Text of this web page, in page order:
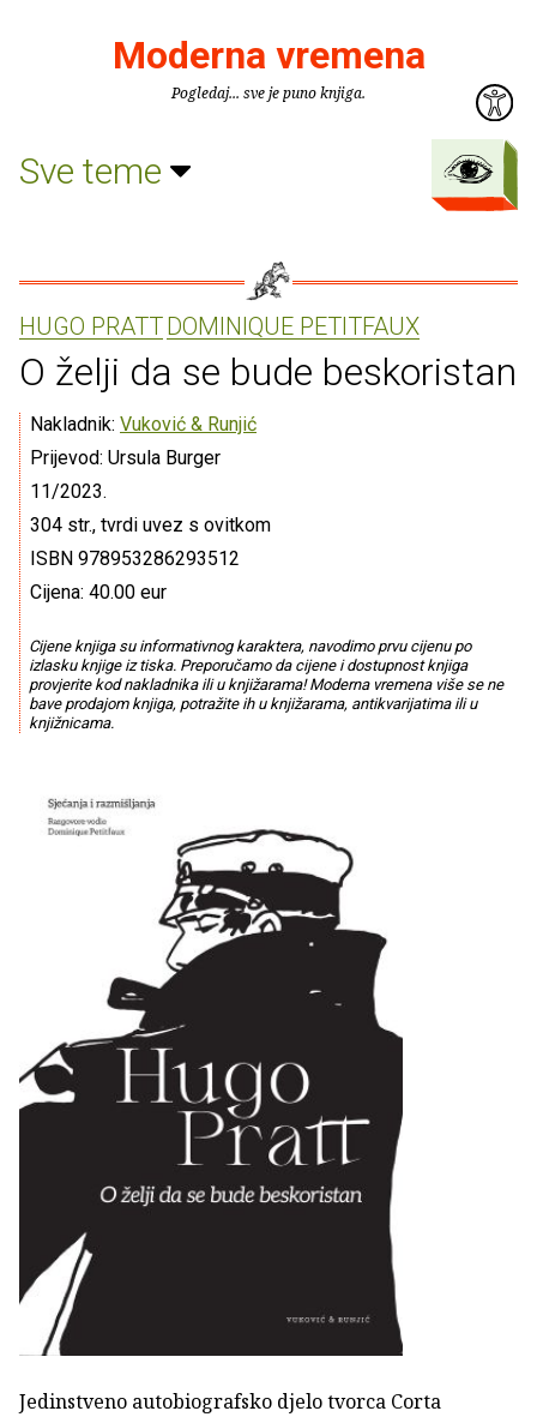
Moderna vremena
Pogledaj... sve je puno knjiga.
Sve teme
HUGO PRATTDOMINIQUE PETITFAUX
O želji da se bude beskoristan
Nakladnik: Vuković & Runjić
Prijevod: Ursula Burger
11/2023.
304 str., tvrdi uvez s ovitkom
ISBN 978953286293512
Cijena: 40.00 eur
Cijene knjiga su informativnog karaktera, navodimo prvu cijenu po
izlasku knjige iz tiska. Preporučamo da cijene i dostupnost knjiga
provjerite kod nakladnika ili u knjižarama! Moderna vremena više se ne
bave prodajom knjiga, potražite ih u knjižarama, antikvarijatima ili u
knjižnicama.
Jedinstveno autobiografsko djelo tvorca Corta